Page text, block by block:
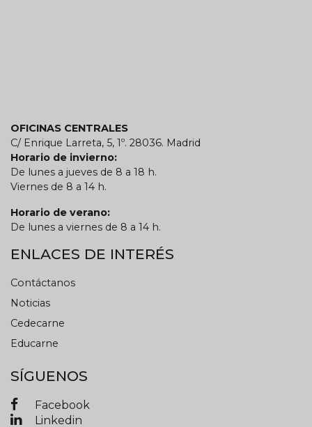
OFICINAS CENTRALES
C/ Enrique Larreta, 5, 1º. 28036. Madrid
Horario de invierno:
De lunes a jueves de 8 a 18 h.
Viernes de 8 a 14 h.
Horario de verano:
De lunes a viernes de 8 a 14 h.
ENLACES DE INTERÉS
Contáctanos
Noticias
Cedecarne
Educarne
SÍGUENOS
Facebook
Linkedin